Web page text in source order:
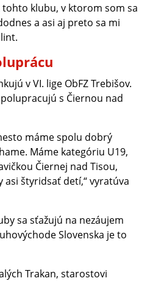
tohto klubu, v ktorom som sa
a asi aj preto sa mi
v VI. lige ObFZ Trebišov.
s Čiernou nad
máme spolu dobrý
Máme kategóriu U19,
Čiernej nad Tisou,
asi štyridsať detí,“ vyratúva
sa sťažujú na nezáujem
Slovenska je to
Trakan, starostovi